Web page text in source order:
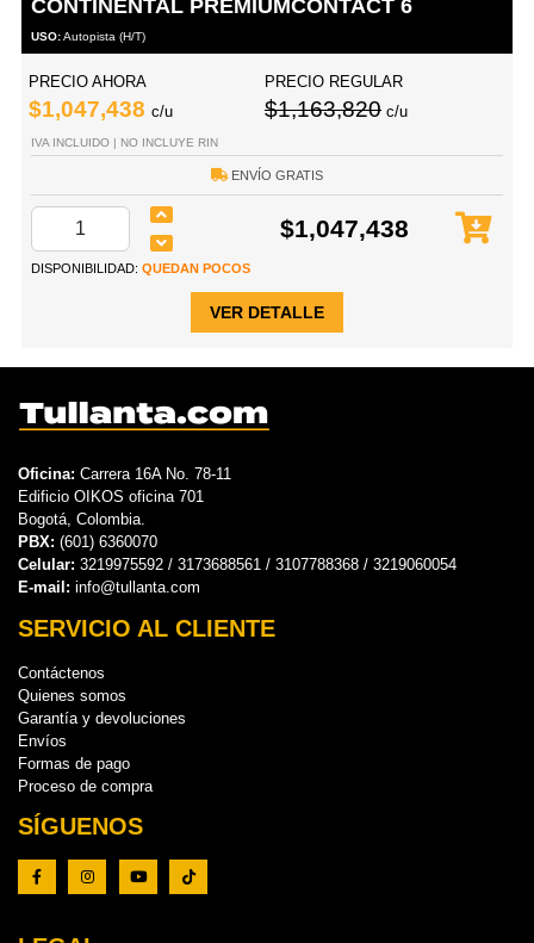
CONTINENTAL PREMIUMCONTACT 6
USO:Autopista (H/T)
PRECIO AHORA
$1,047,438 c/u
PRECIO REGULAR
$1,163,820 c/u
IVA INCLUIDO | NO INCLUYE RIN
ENVÍO GRATIS
$1,047,438
DISPONIBILIDAD: QUEDAN POCOS
VER DETALLE
Oficina: Carrera 16A No. 78-11
Edificio OIKOS oficina 701
Bogotá, Colombia.
PBX: (601) 6360070
Celular: 3219975592 / 3173688561 / 3107788368 / 3219060054
E-mail: info@tullanta.com
SERVICIO AL CLIENTE
Contáctenos
Quienes somos
Garantía y devoluciones
Envíos
Formas de pago
Proceso de compra
SÍGUENOS